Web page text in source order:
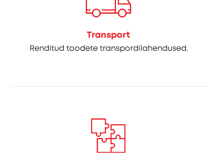
Transport
Renditud toodete transpordilahendused.